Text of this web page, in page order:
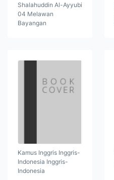
Shalahuddin Al-Ayyubi
04 Melawan
Bayangan
Kamus Inggris Inggris-
Indonesia Inggris-
Indonesia